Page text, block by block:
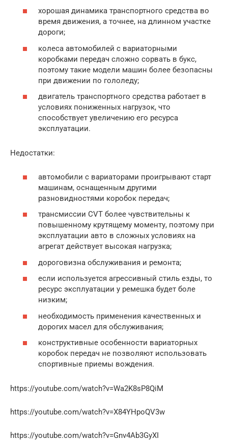
хорошая динамика транспортного средства во
время движения, а точнее, на длинном участке
дороги;
колеса автомобилей с вариаторными
коробками передач сложно сорвать в букс,
поэтому такие модели машин более безопасны
при движении по гололеду;
двигатель транспортного средства работает в
условиях пониженных нагрузок, что
способствует увеличению его ресурса
эксплуатации.
Недостатки:
автомобили с вариаторами проигрывают старт
машинам, оснащенным другими
разновидностями коробок передач;
трансмиссии CVT более чувствительны к
повышенному крутящему моменту, поэтому при
эксплуатации авто в сложных условиях на
агрегат действует высокая нагрузка;
дороговизна обслуживания и ремонта;
если используется агрессивный стиль езды, то
ресурс эксплуатации у ремешка будет боле
низким;
необходимость применения качественных и
дорогих масел для обслуживания;
конструктивные особенности вариаторных
коробок передач не позволяют использовать
спортивные приемы вождения.
https://youtube.com/watch?v=Wa2K8sP8QiM
https://youtube.com/watch?v=X84YHpoQV3w
https://youtube.com/watch?v=Gnv4Ab3GyXI